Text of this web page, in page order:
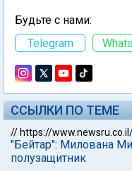
Будьте с нами:
Telegram
ССЫЛКИ ПО ТЕМЕ
// https://
"Бейтар": Милована
полузащитник